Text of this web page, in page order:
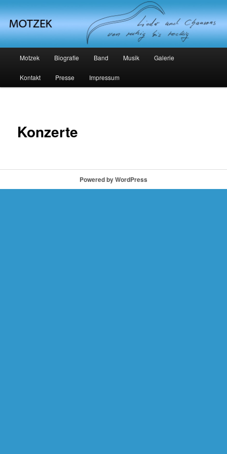
Michael Motzek
Zum Inhalt wechseln
Motzek Biografie Band Musik Galerie
Kontakt Presse Impressum
Konzerte
Powered by WordPress